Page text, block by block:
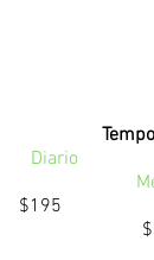
Diario
$195